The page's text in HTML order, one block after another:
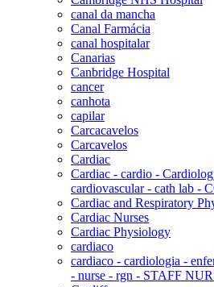
canal da mancha
Canal Farmácia
canal hospitalar
Canarias
Canbridge Hospital
cancer
canhota
capilar
Carcacavelos
Carcavelos
Cardiac
Cardiac - cardio -
cardiovascular - cath lab -
Cardiac and Respiratory
Cardiac Nurses
Cardiac Physiology
cardiaco
cardiaco - cardiologia -
- nurse - rgn - STAFF